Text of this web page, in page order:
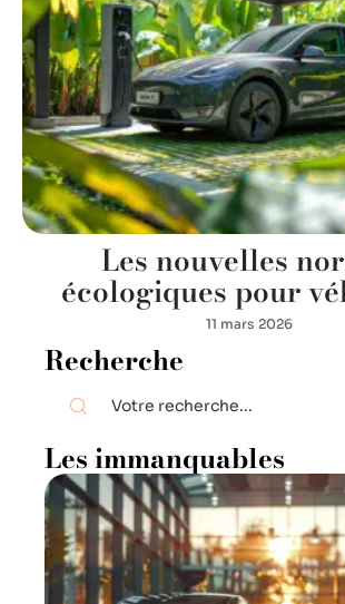
Les nouvelles
écologiques pour
11 mars 2026
Recherche
Les immanquables